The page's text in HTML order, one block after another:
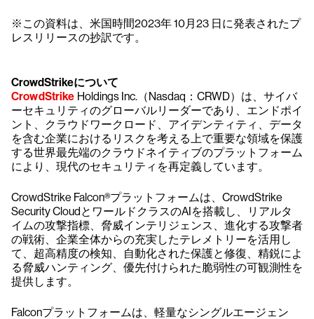
※この資料は、米国時間2023年 10月23 日に発表されたプ
レスリリースの抄訳です。
CrowdStrikeについて
CrowdStrike Holdings Inc.（Nasdaq：CRWD）は、サイバ
ーセキュリティのグローバルリーダーであり、エンドポイ
ント、クラウドワークロード、アイデンティティ、データ
を含む企業におけるリスクを考える上で重要な領域を保護
する世界最先端のクラウドネイティブのプラットフォーム
により、現代のセキュリティを再定義しています。
CrowdStrike Falcon®プラットフォームは、CrowdStrike
Security CloudとワールドクラスのAIを搭載し、リアルタ
イムの攻撃指標、脅威インテリジェンス、進化する攻撃者
の戦術、企業全体からの充実したテレメトリーを活用し
て、超高精度の検知、自動化された保護と修復、精鋭によ
る脅威ハンティング、優先付けられた脆弱性の可観測性を
提供します。
Falconプラットフォームは、軽量なシングルエージェン